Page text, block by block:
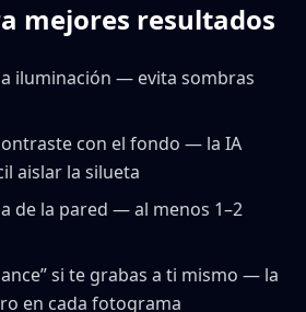
mejores resultados
iluminación — evita sombras
con el fondo — la IA
aislar la silueta
de la pared — al menos 1–2
si te grabas a ti mismo — la
en cada fotograma